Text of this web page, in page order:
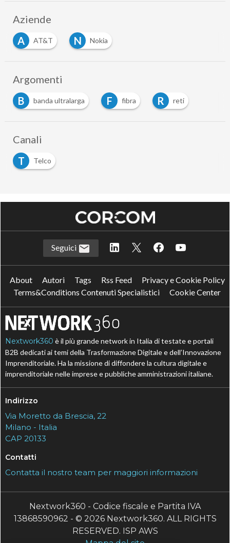
Aziende
A
AT&T N Nokia
Argomenti
B
banda ultralarga F fibra R reti
Canali
T
Telco
Seguici
About Autori Tags Rss Feed
Privacy e Cookie Policy
Terms&Conditions Contenuti Specialistici
Cookie Center
Nextwork360 è il più grande network in Italia di testate e portali
B2B dedicati ai temi della Trasformazione Digitale e dell’Innovazione
Imprenditoriale. Ha la missione di diffondere la cultura digitale e
imprenditoriale nelle imprese e pubbliche amministrazioni italiane.
Indirizzo
Via Moretto da Brescia, 22
Milano - Italia
CAP 20133
Contatti
Contatta il nostro team per maggiori informazioni
Nextwork360 - Codice fiscale e Partita IVA
13868590962 - © 2026 Nextwork360. ALL RIGHTS
RESERVED. ISP AWS